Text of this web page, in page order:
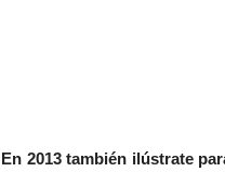
En 2013 también ilústrate